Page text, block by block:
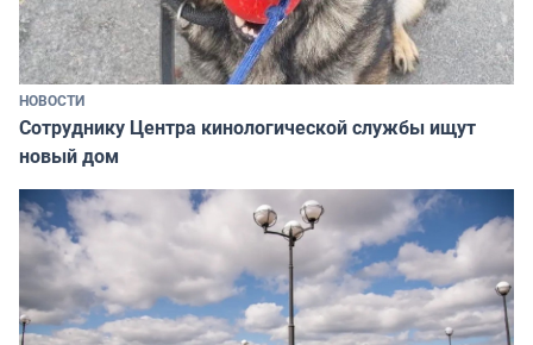
НОВОСТИ
Сотруднику Центра кинологической службы ищут
новый дом